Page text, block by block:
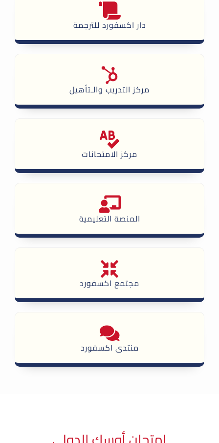
دار اكسفورد للترجمة
مركز التدريب والـتأهيل
مركز الامتحانات
المنصة التعليمية
مجتمع اكسفورد
منتدى اكسفورد